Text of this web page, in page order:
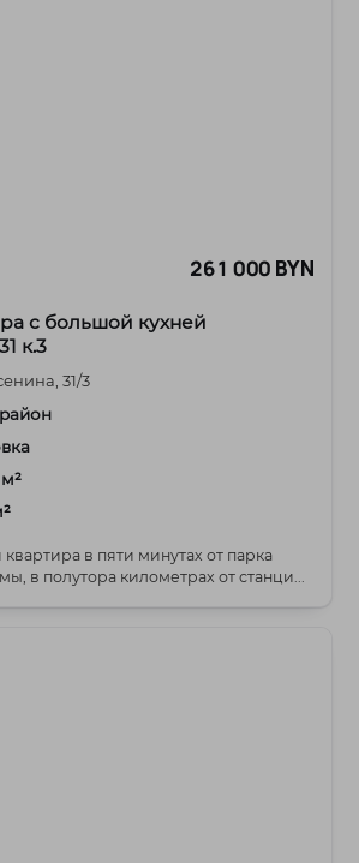
261 000 BYN
с большой кухней
к.3
31/3
м²
квартира в пяти минутах от парка
в полутора километрах от станци...